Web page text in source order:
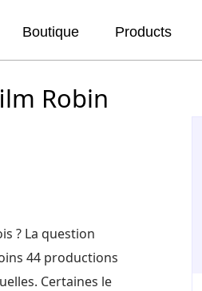
Boutique Products
Robin
? La question
44 productions
Certaines le